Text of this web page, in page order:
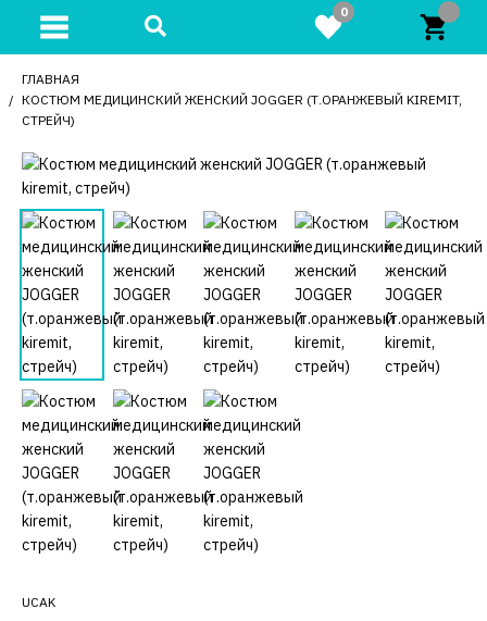
0
ГЛАВНАЯ
КОСТЮМ МЕДИЦИНСКИЙ ЖЕНСКИЙ JOGGER (Т.ОРАНЖЕВЫЙ KIREMIT,
СТРЕЙЧ)
UCAK